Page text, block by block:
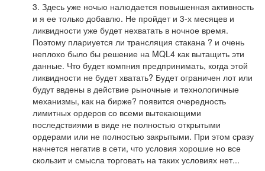
3. Здесь уже ночью налюдается повышенная активность
и я ее только добавлю. Не пройдет и 3-х месяцев и
ликвидности уже будет нехватать в ночное время.
Поэтому плариуется ли трансляция стакана ? и очень
неплохо было бы решение на MQL4 как вытащить эти
данные. Что будет компния предпринимать, когда этой
ликвидности не будет хватать? Будет ограничен лот или
будут ввдены в действие рыночные и технологичные
механизмы, как на бирже? появится очередность
лимитных ордеров со всеми вытекающими
последствиями в виде не полностью открытыми
ордерами или не полностью закрытыми. При этом сразу
начнется негатив в сети, что условия хорошие но все
скользит и смысла торговать на таких условиях нет...